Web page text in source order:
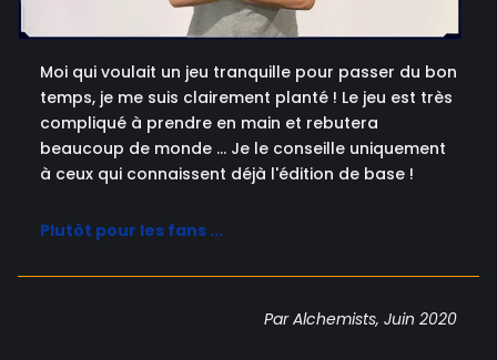
Moi qui voulait un jeu tranquille pour passer du bon
temps, je me suis clairement planté ! Le jeu est très
compliqué à prendre en main et rebutera
beaucoup de monde ... Je le conseille uniquement
à ceux qui connaissent déjà l'édition de base !
Plutôt pour les fans ...
Par Alchemists, Juin 2020